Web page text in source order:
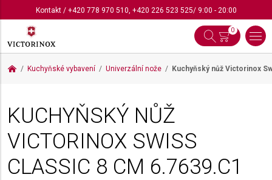
Kontakt/ +420 778 970 510, +420 226 523 525/ 9:00 - 20:00
0
Kuchyňské vybavení Univerzální nože Kuchyňský nůž Victorinox
KUCHYŇSKÝ NŮŽ
VICTORINOX SWISS
CLASSIC 8 CM 6.7639.C1